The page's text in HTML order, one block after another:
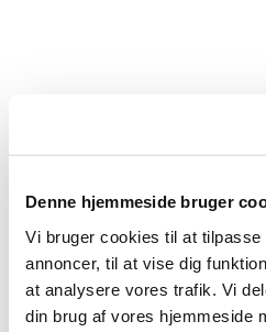
Denne hjemmeside bruger
Vi bruger cookies til at tilpasse
annoncer, til at vise dig
at analysere vores trafik. Vi
din brug af vores hjemmeside